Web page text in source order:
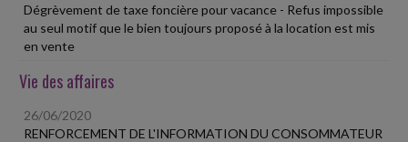
Dégrèvement de taxe foncière pour vacance - Refus impossible
au seul motif que le bien toujours proposé à la location est mis
en vente
Vie des affaires
26/06/2020
RENFORCEMENT DE L'INFORMATION DU CONSOMMATEUR